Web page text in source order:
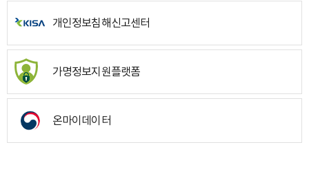
개인정보침해신고센터
가명정보지원플랫폼
온마이데이터